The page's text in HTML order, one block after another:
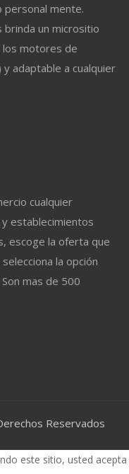
personal mente.
un micrositio
motores de
adaptable a cualquier
cualquier
establecimientos
escoge la oferta que
la opción
mas de 500
Reservados
este sitio, usted acepta